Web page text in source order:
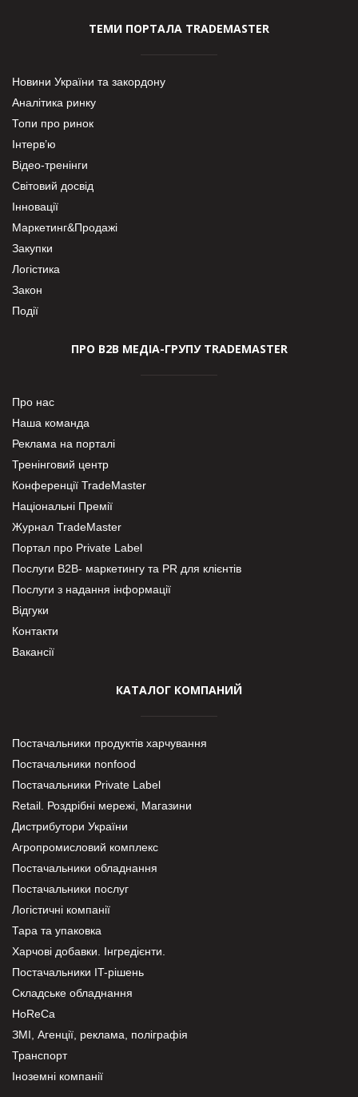
ТЕМИ ПОРТАЛА TRADEMASTER
Новини України та закордону
Аналітика ринку
Топи про ринок
Інтерв’ю
Відео-тренінги
Світовий досвід
Інновації
Маркетинг&Продажі
Закупки
Логістика
Закон
Події
ПРО В2В МЕДІА-ГРУПУ TRADEMASTER
Про нас
Наша команда
Реклама на порталі
Тренінговий центр
Конференції TradeMaster
Національні Премії
Журнал TradeMaster
Портал про Private Label
Послуги В2В- маркетингу та PR для клієнтів
Послуги з надання інформації
Відгуки
Контакти
Вакансії
КАТАЛОГ КОМПАНИЙ
Постачальники продуктів харчування
Постачальники nonfood
Постачальники Private Label
Retail. Роздрібні мережі, Магазини
Дистрибутори України
Агропромисловий комплекс
Постачальники обладнання
Постачальники послуг
Логістичні компанії
Тара та упаковка
Харчові добавки. Інгредієнти.
Постачальники IT-рішень
Складське обладнання
HoReCa
ЗМІ, Агенції, реклама, поліграфія
Транспорт
Іноземні компанії